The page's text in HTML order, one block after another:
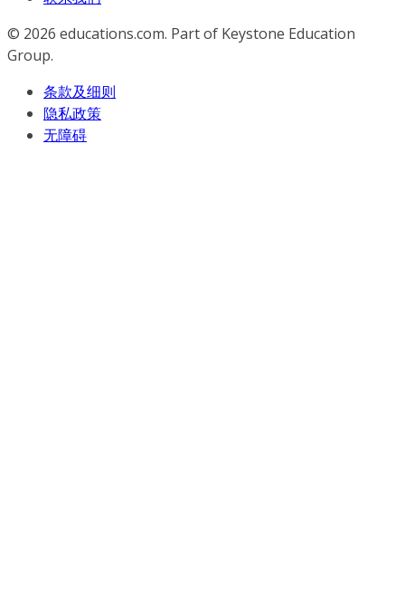
© 2026 educations.com. Part of Keystone Education
Group.
条款及细则
隐私政策
无障碍